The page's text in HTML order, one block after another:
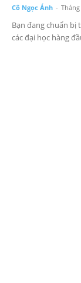
Cô Ngọc Ánh - Tháng
Bạn đang chuẩn bị
các đại học hàng